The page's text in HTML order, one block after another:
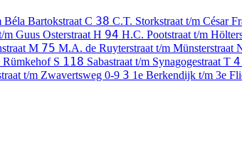
Béla Bartokstraat C 38 C.T. Storkstraat t/m César
m Guus Osterstraat H 94 H.C. Pootstraat t/m
M 75 M.A. de Ruyterstraat t/m Münsterstraat
Rümkehof S 118 Sabastraat t/m Synagogestraat T
t/m Zwavertsweg 0-9 3 1e Berkendijk t/m 3e